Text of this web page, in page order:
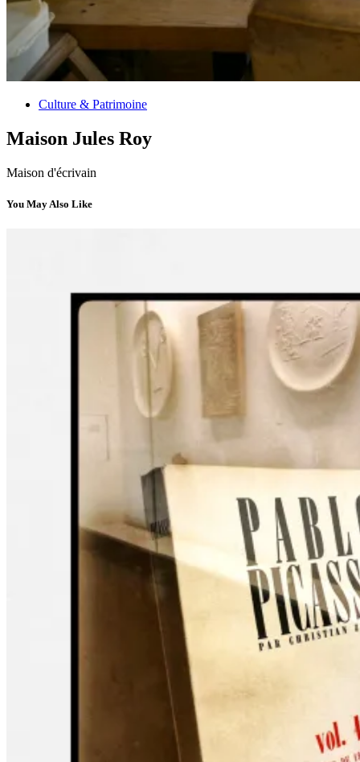
Culture & Patrimoine
Maison Jules Roy
Maison d'écrivain
You May Also Like